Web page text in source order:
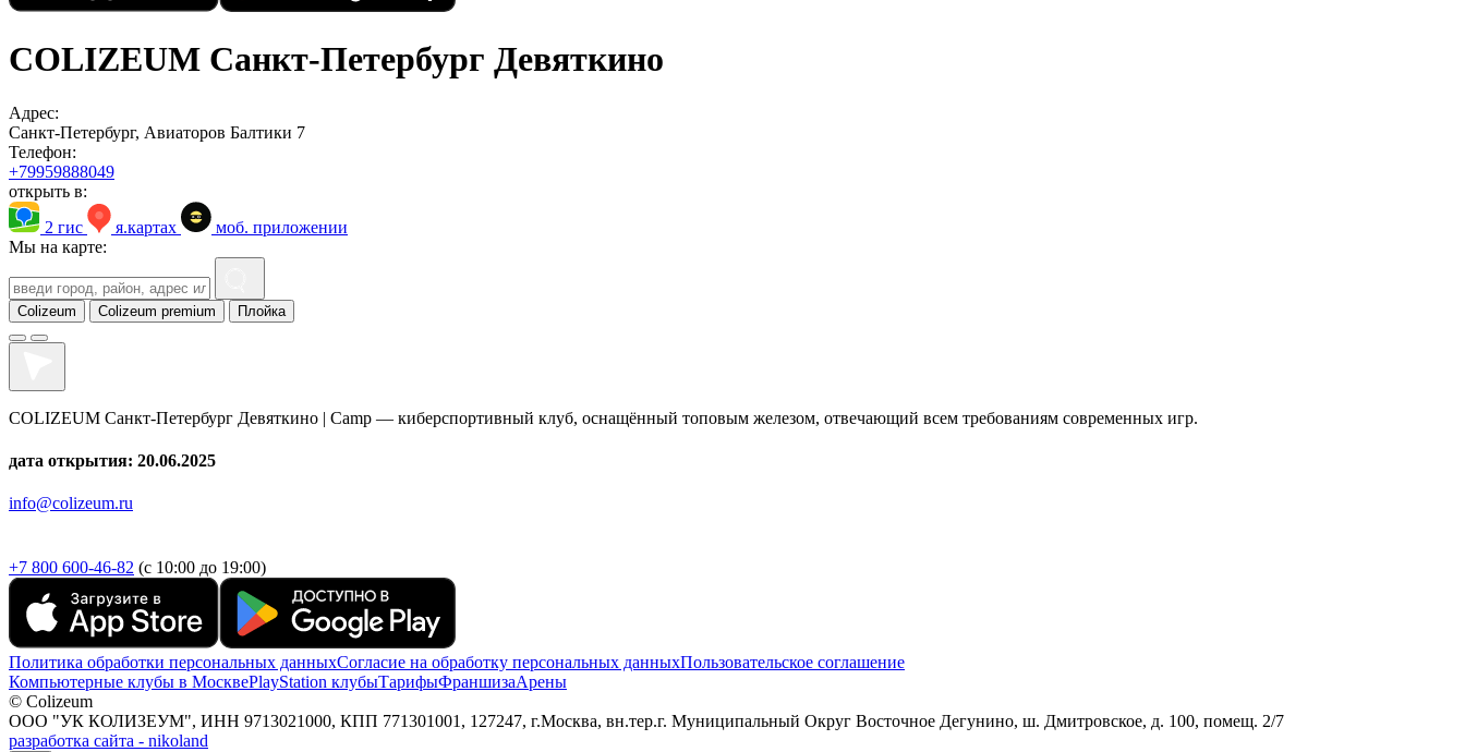
COLIZEUM Санкт-Петербург Девяткино
Адрес:
Санкт-Петербург, Авиаторов Балтики 7
Телефон:
+79959888049
открыть в:
2 гис
я.картах
моб. приложении
Мы на карте:
Colizeum Colizeum premium Плойка
COLIZEUM Санкт-Петербург Девяткино | Camp — киберспортивный клуб, оснащённый топовым железом, отвечающий всем требованиям современных игр.
дата открытия: 20.06.2025
info@colizeum.ru
+7 800 600-46-82 (с 10:00 до 19:00)
Политика обработки персональных данныхСогласие на обработку персональных данныхПользовательское соглашение
Компьютерные клубы в МосквеPlayStation клубыТарифыФраншизаАрены
© Colizeum
ООО "УК КОЛИЗЕУМ", ИНН 9713021000, КПП 771301001, 127247, г.Москва, вн.тер.г. Муниципальный Округ Восточное Дегунино, ш. Дмитровское, д. 100, помещ. 2/7
разработка сайта - nikoland